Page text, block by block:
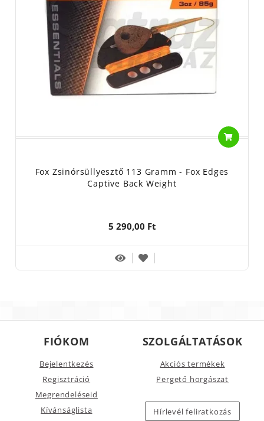
Fox Zsinórsüllyesztő 113 Gramm - Fox Edges
Captive Back Weight
5 290,00 Ft
FIÓKOM
Bejelentkezés
Regisztráció
Megrendeléseid
Kívánságlista
SZOLGÁLTATÁSOK
Akciós termékek
Pergető horgászat
Hírlevél feliratkozás